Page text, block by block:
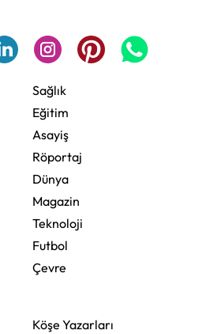
Sağlık
Eğitim
Asayiş
Röportaj
Dünya
Magazin
Teknoloji
Futbol
Çevre
Köşe Yazarları